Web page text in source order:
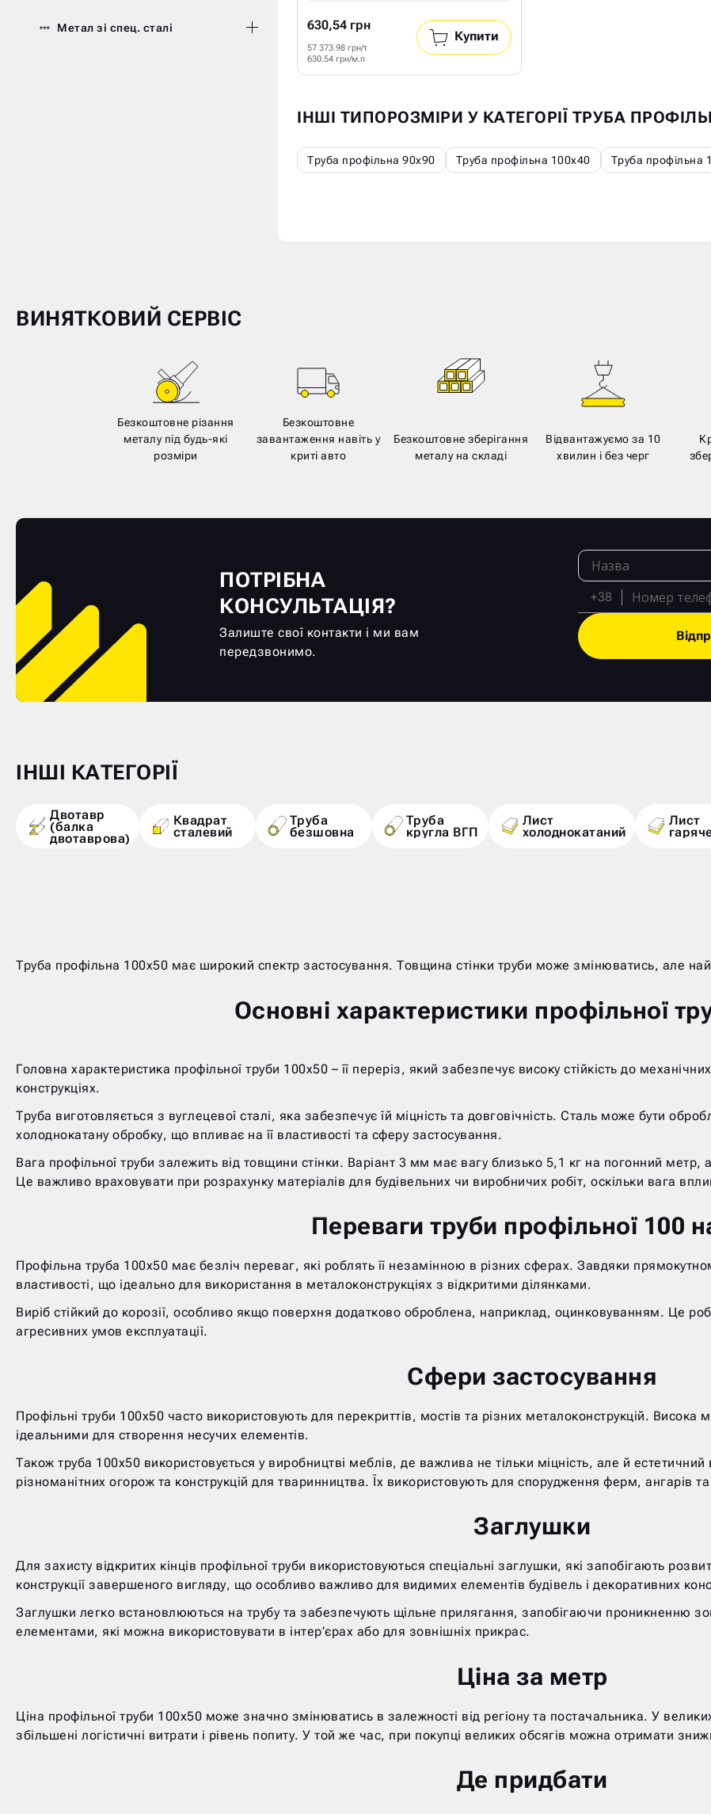
630,54 грн
57 373.98 грн/т
630.54 грн/м.п
Купити
ІНШІ ТИПОРОЗМІРИ У КАТЕГОРІЇ ТРУБА
Труба профільна 90х90 Труба профільна 100х40 Труба профільна
Метал зі спец. сталі
ВИНЯТКОВИЙ СЕРВІС
Безкоштовне різання
металу під будь-які
розміри
Безкоштовне
завантаження навіть у
криті авто
Безкоштовне зберігання
металу на складі
Відвантажуємо за 10
хвилин і без черг
ПОТРІБНА
КОНСУЛЬТАЦІЯ?
Залиште свої контакти і ми вам
передзвонимо.
+38
ІНШІ КАТЕГОРІЇ
Двотавр
(балка
двотаврова)
Квадрат
сталевий
Труба
безшовна
Труба
кругла ВГП
Лист
холоднокатаний
Лист
Труба профільна 100х50 має широкий спектр застосування. Товщина стінки труби може змінюватись, але
Основні характеристики профільної
Головна характеристика профільної труби 100х50 – її переріз, який забезпечує високу стійкість до
конструкціях.
Труба виготовляється з вуглецевої сталі, яка забезпечує їй міцність та довговічність. Сталь може бути
холоднокатану обробку, що впливає на її властивості та сферу застосування.
Вага профільної труби залежить від товщини стінки. Варіант 3 мм має вагу близько 5,1 кг на погонний
Це важливо враховувати при розрахунку матеріалів для будівельних чи виробничих робіт, оскільки вага
Переваги труби профільної 100
Профільна труба 100х50 має безліч переваг, які роблять її незамінною в різних сферах. Завдяки
властивості, що ідеально для використання в металоконструкціях з відкритими ділянками.
Виріб стійкий до корозії, особливо якщо поверхня додатково оброблена, наприклад, оцинковуванням. Це
агресивних умов експлуатації.
Сфери застосування
Профільні труби 100х50 часто використовують для перекриттів, мостів та різних металоконструкцій. Висока
ідеальними для створення несучих елементів.
Також труба 100х50 використовується у виробництві меблів, де важлива не тільки міцність, але й
різноманітних огорож та конструкцій для тваринництва. Їх використовують для спорудження ферм, ангарів
Заглушки
Для захисту відкритих кінців профільної труби використовуються спеціальні заглушки, які запобігають
конструкції завершеного вигляду, що особливо важливо для видимих ​​елементів будівель і декоративних
Заглушки легко встановлюються на трубу та забезпечують щільне прилягання, запобігаючи проникненню
елементами, які можна використовувати в інтер’єрах або для зовнішніх прикрас.
Ціна за метр
Ціна профільної труби 100х50 може значно змінюватись в залежності від регіону та постачальника. У
збільшені логістичні витрати і рівень попиту. У той же час, при покупці великих обсягів можна отримати
Де придбати